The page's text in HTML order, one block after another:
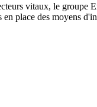
vitaux, le
place des moyens